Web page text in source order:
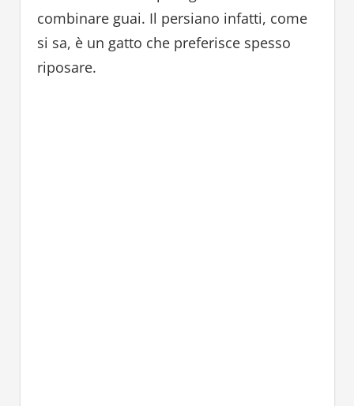
combinare guai. Il persiano infatti, come
si sa, è un gatto che preferisce spesso
riposare.